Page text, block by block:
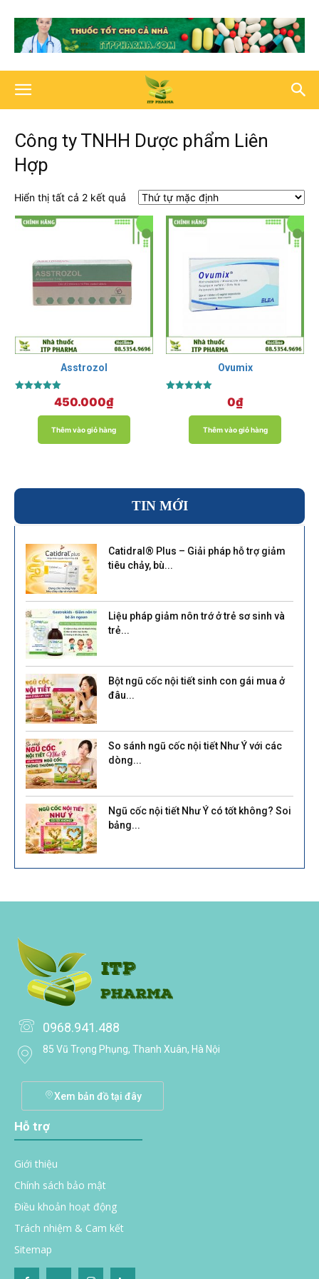
Công ty TNHH Dược phẩm Liên
Hợp
Hiển thị tất cả 2 kết quả
Asstrozol
5.00
450.000₫
Thêm vào giỏ hàng
Ovumix
5.00
0₫
Thêm vào giỏ hàng
TIN MỚI
Catidral® Plus – Giải pháp hỗ trợ giảm
tiêu chảy, bù...
Liệu pháp giảm nôn trớ ở trẻ sơ sinh và
trẻ...
Bột ngũ cốc nội tiết sinh con gái mua ở
đâu...
So sánh ngũ cốc nội tiết Như Ý với các
dòng...
Ngũ cốc nội tiết Như Ý có tốt không? Soi
bảng...
0968.941.488
85 Vũ Trọng Phụng, Thanh Xuân, Hà Nội
Xem bản đồ tại đây
Hỗ trợ
Giới thiệu
Chính sách bảo mật
Điều khoản hoạt động
Trách nhiệm & Cam kết
Sitemap